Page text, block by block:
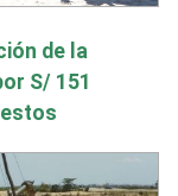
de la
S/ 151